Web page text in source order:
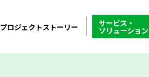
プロジェクトストーリー サービス・
ソリューション